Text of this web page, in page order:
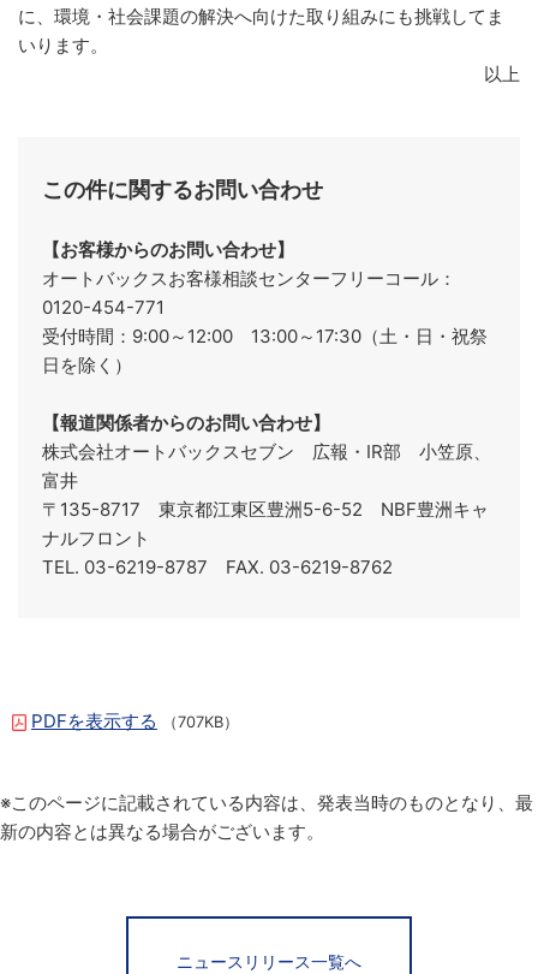
に、環境・社会課題の解決へ向けた取り組みにも挑戦してま
いります。
以上
この件に関するお問い合わせ
【お客様からのお問い合わせ】
オートバックスお客様相談センターフリーコール：
0120-454-771
受付時間：9:00～12:00 13:00～17:30（土・日・祝祭
日を除く）
【報道関係者からのお問い合わせ】
株式会社オートバックスセブン 広報・IR部 小笠原、
富井
〒135-8717 東京都江東区豊洲5-6-52 NBF豊洲キャ
ナルフロント
TEL. 03-6219-8787 FAX. 03-6219-8762
PDFを表示する （707KB）
※このページに記載されている内容は、発表当時のものとなり、最
新の内容とは異なる場合がございます。
ニュースリリース一覧へ